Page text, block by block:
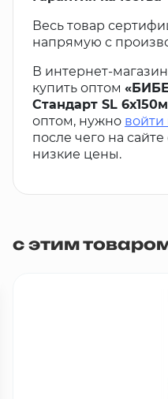
Весь товар
напрямую с
В интернет-
купить оптом
Стандарт SL
оптом, нужно
после чего на
низкие цены.
с этим